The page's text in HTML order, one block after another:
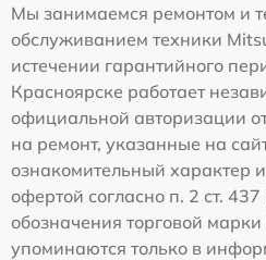
Мы занимаемся ремонтом и
обслуживанием техники
истечении гарантийного
Красноярске работает
официальной авторизации
на ремонт, указанные на
ознакомительный характер
офертой согласно п. 2 ст.
обозначения торговой
упоминаются только в